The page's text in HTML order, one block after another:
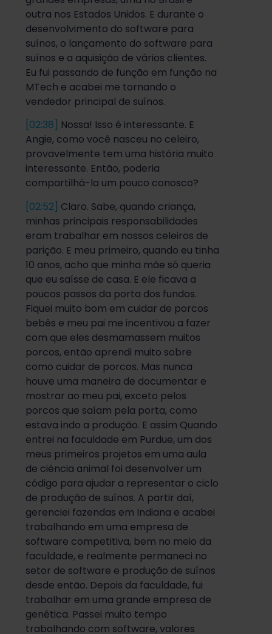
outra nos Estados Unidos. E durante o
desenvolvimento do software para
suínos, o lançamento do software para
suínos e a aquisição de vários clientes.
Eu fui passando de função em função na
MTech e acabei me tornando o
vendedor principal de suínos.
[02:38] Nossa! Isso é interessante. E
Angie, como você nasceu no celeiro,
provavelmente tem uma história muito
interessante. Então, poderia
compartilhá-la um pouco conosco?
[02:52] Claro. Sabe, quando criança,
minhas principais responsabilidades
eram trabalhar em nossos celeiros de
parição. E meu primeiro, quando eu tinha
10 anos, acho que minha mãe só queria
que eu saísse de casa. E ele ficava a
poucos passos da porta dos fundos.
Fiquei muito bom em cuidar de porcos
bebês e meu pai me incentivou a fazer
com que eles desmamassem muitos
porcos, então aprendi muito sobre
como cuidar de porcos. Mas nunca
houve uma maneira de documentar e
mostrar ao meu pai, exceto pelos
porcos que saíam pela porta, como
estava indo a produção. E assim Quando
entrei na faculdade em Purdue, um dos
meus primeiros projetos em uma aula
de ciência animal foi desenvolver um
código para ajudar a representar o ciclo
de produção de suínos. A partir daí,
gerenciei fazendas em Indiana e acabei
trabalhando em uma empresa de
software competitiva, bem no meio da
faculdade, e realmente permaneci no
setor de software e produção de suínos
desde então. Depois da faculdade, fui
trabalhar em uma grande empresa de
genética. Passei muito tempo
trabalhando com software, valores